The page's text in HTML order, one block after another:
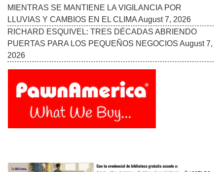
MIENTRAS SE MANTIENE LA VIGILANCIA POR
LLUVIAS Y CAMBIOS EN EL CLIMAAugust 7, 2026
RICHARD ESQUIVEL: TRES DÉCADAS ABRIENDO
PUERTAS PARA LOS PEQUEÑOS NEGOCIOS August 7,
2026